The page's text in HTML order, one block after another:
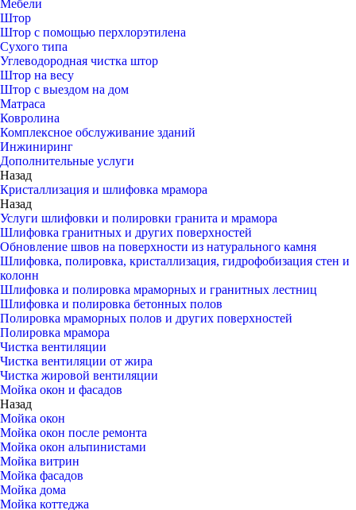
Мебели
Штор
Штор с помощью перхлорэтилена
Сухого типа
Углеводородная чистка штор
Штор на весу
Штор с выездом на дом
Матраса
Ковролина
Комплексное обслуживание зданий
Инжиниринг
Дополнительные услуги
Назад
Кристаллизация и шлифовка мрамора
Назад
Услуги шлифовки и полировки гранита и мрамора
Шлифовка гранитных и других поверхностей
Обновление швов на поверхности из натурального камня
Шлифовка, полировка, кристаллизация, гидрофобизация стен и
колонн
Шлифовка и полировка мраморных и гранитных лестниц
Шлифовка и полировка бетонных полов
Полировка мраморных полов и других поверхностей
Полировка мрамора
Чистка вентиляции
Чистка вентиляции от жира
Чистка жировой вентиляции
Мойка окон и фасадов
Назад
Мойка окон
Мойка окон после ремонта
Мойка окон альпинистами
Мойка витрин
Мойка фасадов
Мойка дома
Мойка коттеджа